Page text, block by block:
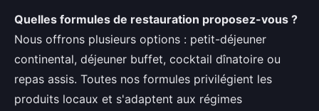
Quelles formules de restauration proposez-vous ?
Nous offrons plusieurs options : petit-déjeuner
continental, déjeuner buffet, cocktail dînatoire ou
repas assis. Toutes nos formules privilégient les
produits locaux et s'adaptent aux régimes